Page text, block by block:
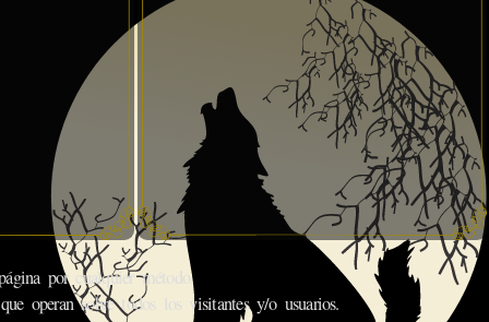
por cualquier método.
operan sobre todos los visitantes y/o usuarios.